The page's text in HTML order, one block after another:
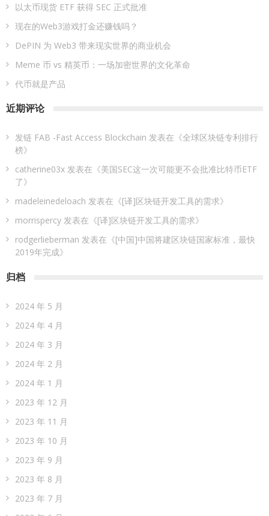
以太币现货 ETF 获得 SEC 正式批准
现在的Web3游戏打金还赚钱吗？
DePIN 为 Web3 带来现实世界的商业机会
Meme 币 vs 精英币：一场加密世界的文化革命
代币就是产品
近期评论
发链 FAB -Fast Access Blockchain 发表在《全球区块链专利排行
榜》
catherine03x 发表在《美国SEC这一次可能更不会批准比特币ETF
了》
madeleinedeloach 发表在《[译]区块链开发工具的需求》
morrispercy 发表在《[译]区块链开发工具的需求》
rodgerlieberman 发表在《[中国]中国将建区块链国家标准，最快
2019年完成》
归档
2024 年 5 月
2024 年 4 月
2024 年 3 月
2024 年 2 月
2024 年 1 月
2023 年 12 月
2023 年 11 月
2023 年 10 月
2023 年 9 月
2023 年 8 月
2023 年 7 月